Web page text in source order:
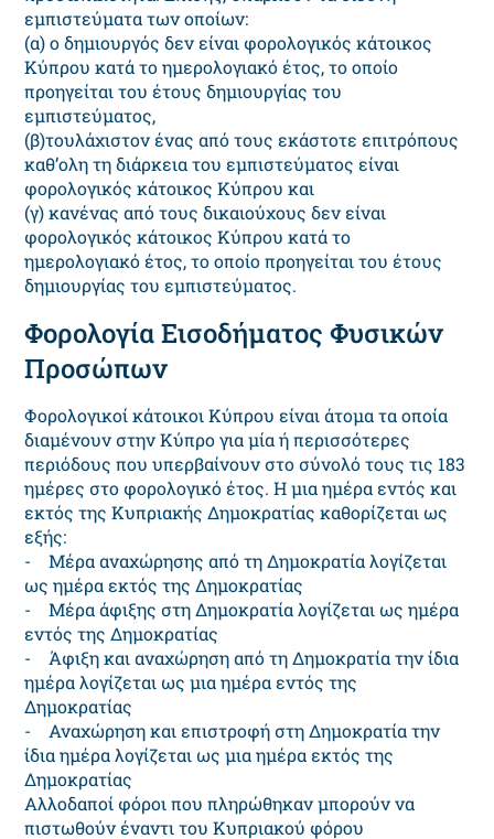
εμπιστεύματα των οποίων:
(α) ο δημιουργός δεν είναι φορολογικός κάτοικος
Κύπρου κατά το ημερολογιακό έτος, το οποίο
προηγείται του έτους δημιουργίας του
εμπιστεύματος,
(β)τουλάχιστον ένας από τους εκάστοτε επιτρόπους
καθ’ολη τη διάρκεια του εμπιστεύματος είναι
φορολογικός κάτοικος Κύπρου και
(γ) κανένας από τους δικαιούχους δεν είναι
φορολογικός κάτοικος Κύπρου κατά το
ημερολογιακό έτος, το οποίο προηγείται του έτους
δημιουργίας του εμπιστεύματος.
Φορολογία Εισοδήματος Φυσικών
Προσώπων
Φορολογικοί κάτοικοι Κύπρου είναι άτομα τα οποία
διαμένουν στην Κύπρο για μία ή περισσότερες
περιόδους που υπερβαίνουν στο σύνολό τους τις 183
ημέρες στο φορολογικό έτος. Η μια ημέρα εντός και
εκτός της Κυπριακής Δημοκρατίας καθορίζεται ως
εξής:
- Μέρα αναχώρησης από τη Δημοκρατία λογίζεται
ως ημέρα εκτός της Δημοκρατίας
- Μέρα άφιξης στη Δημοκρατία λογίζεται ως ημέρα
εντός της Δημοκρατίας
- Άφιξη και αναχώρηση από τη Δημοκρατία την ίδια
ημέρα λογίζεται ως μια ημέρα εντός της
Δημοκρατίας
- Αναχώρηση και επιστροφή στη Δημοκρατία την
ίδια ημέρα λογίζεται ως μια ημέρα εκτός της
Δημοκρατίας
Αλλοδαποί φόροι που πληρώθηκαν μπορούν να
πιστωθούν έναντι του Κυπριακού φόρου